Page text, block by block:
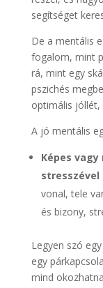
segítséget
De a mentális
fogalom, mint
rá, mint egy
pszichés
optimális jóllét,
A jó mentális
Képes
stresszével
vonal, tele
és bizony,
Legyen szó
egy
mind